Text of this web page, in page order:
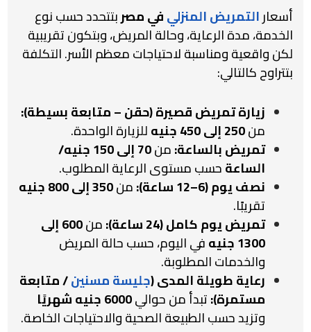
أسعارالتمريض المنزليفي مصربتتحدد حسب نوع
الخدمة، مدة الرعاية، وحالة المريض، وبتكون تقريبية
لكن واقعية ومناسبة لاحتياجات معظم الأسر. التكلفة
بتتراوح كالتالي:
زيارة تمريض قصيرة (حقن – متابعة بسيطة):
من250 إلى 450 جنيه
للزيارة الواحدة.
تمريض بالساعة:من
70 إلى 150 جنيه/
الساعةحسب مستوى الرعاية المطلوب.
نصف يوم (6–12 ساعة):
من350 إلى 800 جنيه
تقريبًا.
تمريض يوم كامل (24 ساعة):
من
600 إلى
1300 جنيه
في اليوم، حسب حالة المريض
والخدمات المطلوبة.
رعاية طويلة المدى (جليسةمسنين/ متابعة
مستمرة):تبدأ من حوالي6000 جنيه شهريًا
وتزيد حسب الطبيعة الصحية والاحتياجات الخاصة.